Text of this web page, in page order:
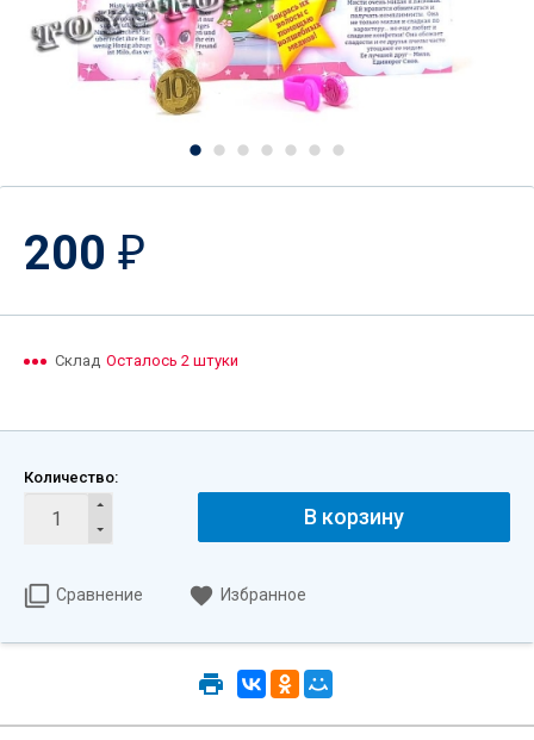
200 ₽
Склад Осталось 2 штуки
Количество:
В корзину
Сравнение Избранное